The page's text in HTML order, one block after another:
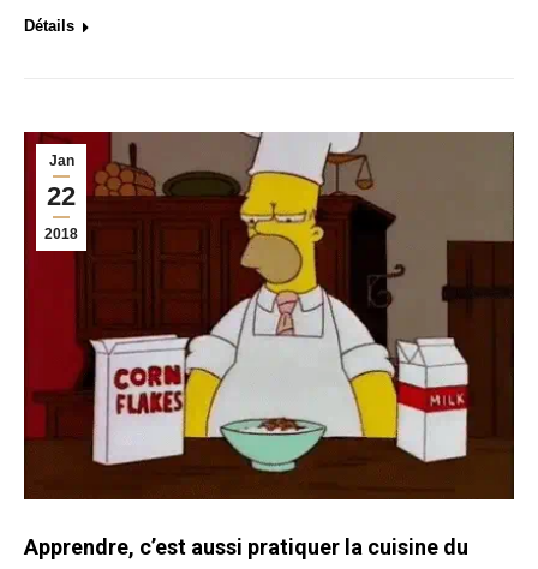
Détails
Jan
22
2018
Apprendre, c’est aussi pratiquer la cuisine du